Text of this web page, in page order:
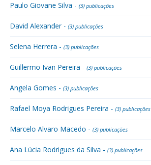
Paulo Giovane Silva - (3) publicações
David Alexander - (3) publicações
Selena Herrera - (3) publicações
Guillermo Ivan Pereira - (3) publicações
Angela Gomes - (3) publicações
Rafael Moya Rodrigues Pereira - (3) publicações
Marcelo Alvaro Macedo - (3) publicações
Ana Lúcia Rodrigues da Silva - (3) publicações